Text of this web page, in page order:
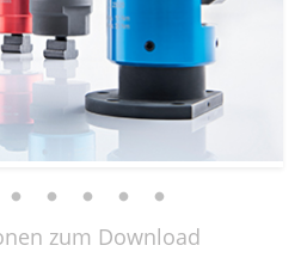
zum Download